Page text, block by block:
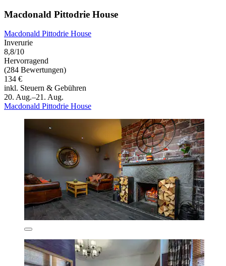
Macdonald Pittodrie House
Macdonald Pittodrie House
Inverurie
8,8/10
Hervorragend
(284 Bewertungen)
134 €
inkl. Steuern & Gebühren
20. Aug.–21. Aug.
Macdonald Pittodrie House